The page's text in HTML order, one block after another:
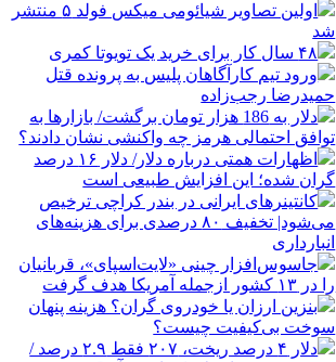
اولین تصاویر شیائومی میکس فولد ۵ منتشر
شد
۴۸ سال کار برای خرید یک تویوتا کمری
ورود تیم کارآگاهان پلیس به پرونده قتل
حمیدرضا رجب‌زاده
دلار به 186 هزار تومان برگشت/ بازارها به
توافق احتمالی هرمز چه واکنشی نشان دادند؟
اظهارات همتی درباره دلار/ دلار ۱۶ درصد
گران شده؛ این افزایش طبیعی است
کانتینرهای ایرانی در بندر کراچی ترخیص
می‌شود| تخفیف ۸۰ درصدی برای هزینه‌های
انبارداری
جاسوس‌افزار چینی «لایت‌اسپای»، قربانیان
را در ۱۳ کشور ازجمله آمریکا هدف گرفت
بنزین ارزان یا خودروی گران؟ هزینه پنهان
سوخت بی‌کیفیت چیست؟
دلار ۴ درصد ریخت، ۲۰۷ فقط ۲.۹ درصد /